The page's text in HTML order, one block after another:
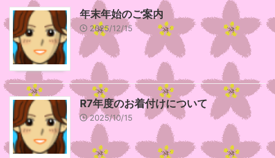
年末年始のご案内
2025/12/15
R7年度のお着付けについて
2025/10/15